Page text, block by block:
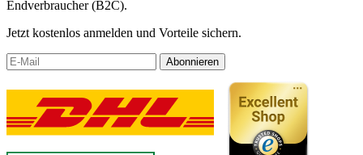
Endverbraucher (B2C).
Jetzt kostenlos anmelden und Vorteile sichern.
Abonnieren